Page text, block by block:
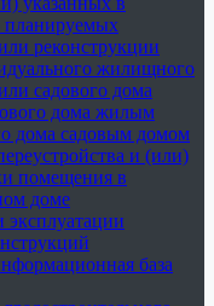
планируемых
реконструкции
жилищного
садового дома
дома жилым
дома садовым домом
и (или)
помещения в
доме
эксплуатации
база